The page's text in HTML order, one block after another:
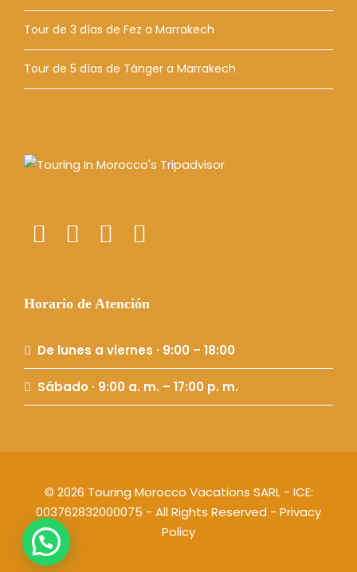
Tour de 3 días de Fez a Marrakech
Tour de 5 días de Tánger a Marrakech
Horario de Atención
De lunes a viernes · 9:00 – 18:00
Sábado · 9:00 a. m. – 17:00 p. m.
© 2026 Touring Morocco Vacations SARL - ICE:
003762832000075 - All Rights Reserved - Privacy
Policy